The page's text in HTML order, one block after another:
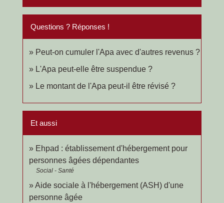
Questions ? Réponses !
Peut-on cumuler l'Apa avec d'autres revenus ?
L'Apa peut-elle être suspendue ?
Le montant de l'Apa peut-il être révisé ?
Et aussi
Ehpad : établissement d'hébergement pour
personnes âgées dépendantes
Social - Santé
Aide sociale à l'hébergement (ASH) d'une
personne âgée